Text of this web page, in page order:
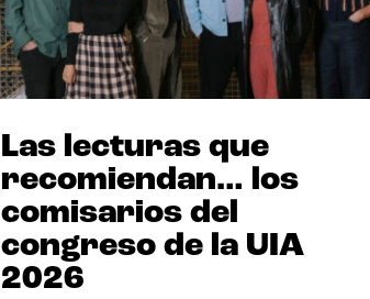
Las lecturas que
recomiendan… los
comisarios del
congreso de la UIA
2026